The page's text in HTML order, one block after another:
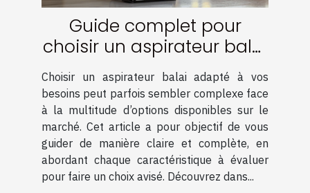
Guide complet pour
choisir un aspirateur balai
adapté à vos besoins
Choisir un aspirateur balai adapté à vos
besoins peut parfois sembler complexe face
à la multitude d’options disponibles sur le
marché. Cet article a pour objectif de vous
guider de manière claire et complète, en
abordant chaque caractéristique à évaluer
pour faire un choix avisé. Découvrez dans...